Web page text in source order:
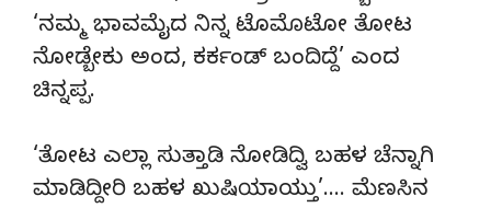
‘ನಮ್ಮ ಭಾವಮೈದ ನಿನ್ನ ಟೊಮೊಟೋ ತೋಟ
ನೋಡ್ಬೇಕು ಅಂದ, ಕರ್ಕಂಡ್ ಬಂದಿದ್ದೆ’ ಎಂದ
ಚಿನ್ನಪ್ಪ.
‘ತೋಟ ಎಲ್ಲಾ ಸುತ್ತಾಡಿ ನೋಡಿದ್ವಿ ಬಹಳ ಚೆನ್ನಾಗಿ
ಮಾಡಿದ್ದೀರಿ ಬಹಳ ಖುಷಿಯಾಯ್ತು’…. ಮೆಣಸಿನ